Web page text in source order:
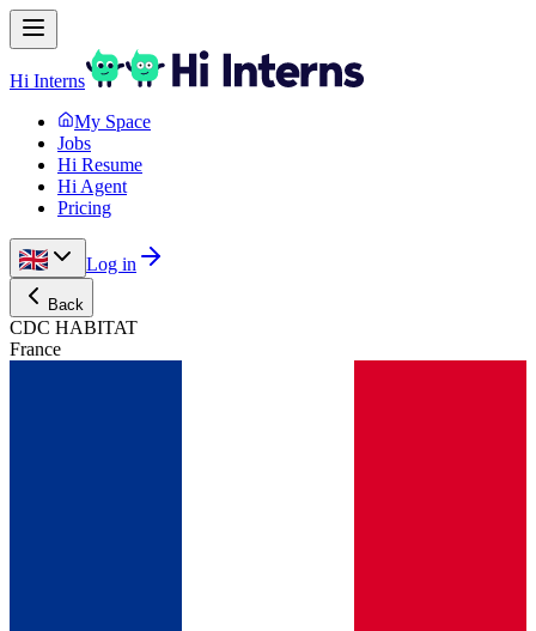
Hi Interns
My Space
Jobs
Hi Resume
Hi Agent
Pricing
Log in
Back
CDC HABITAT
France